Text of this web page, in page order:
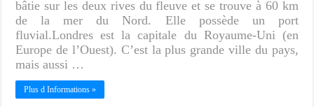
bâtie sur les deux rives du fleuve et se trouve à 60 km
de la mer du Nord. Elle possède un port
fluvial.Londres est la capitale du Royaume-Uni (en
Europe de l’Ouest). C’est la plus grande ville du pays,
mais aussi …
Plus d Informations »